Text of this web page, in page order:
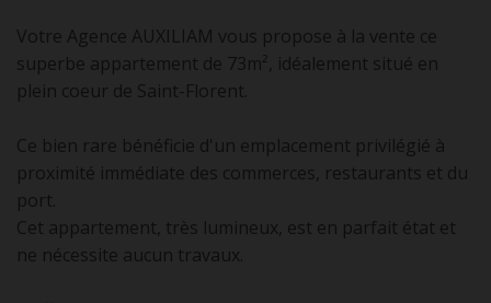
Votre Agence AUXILIAM vous propose à la vente ce
superbe appartement de 73m², idéalement situé en
plein coeur de Saint-Florent.
Ce bien rare bénéficie d'un emplacement privilégié à
proximité immédiate des commerces, restaurants et du
port.
Cet appartement, très lumineux, est en parfait état et
ne nécessite aucun travaux.